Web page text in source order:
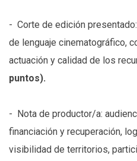
- Corte de edición
de lenguaje cinematográfico,
actuación y calidad de los
puntos).
- Nota de productor/a:
financiación y recuperación,
visibilidad de territorios,